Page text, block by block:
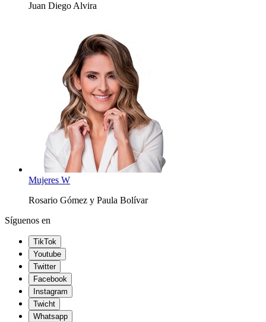
Juan Diego Alvira
Mujeres W
Rosario Gómez y Paula Bolívar
Síguenos en
TikTok
Youtube
Twitter
Facebook
Instagram
Twicht
Whatsapp